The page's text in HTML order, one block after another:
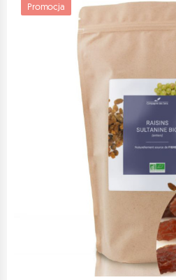
Promocja